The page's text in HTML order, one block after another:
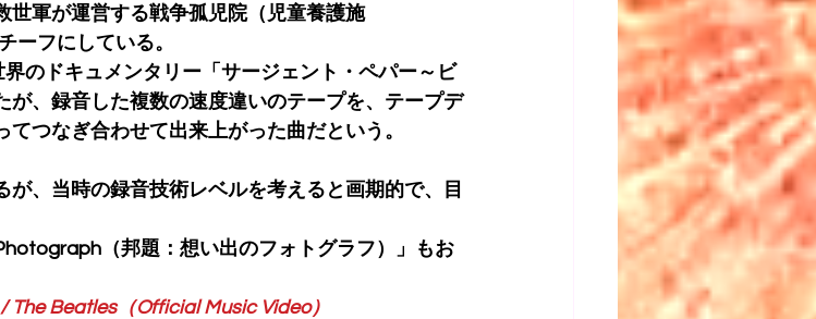
軍が運営する戦争孤児院（児童養護施
ーフにしている。
のドキュメンタリー「サージェント・ペパー～ビ
が、録音した複数の速度違いのテープを、テープデ
つなぎ合わせて出来上がった曲だという。
、当時の録音技術レベルを考えると画期的で、目
（邦題：想い出のフォトグラフ）」もお
Beatles（Official Music Video）